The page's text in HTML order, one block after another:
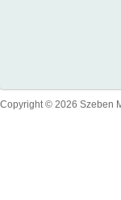
Copyright © 2026 Szeben